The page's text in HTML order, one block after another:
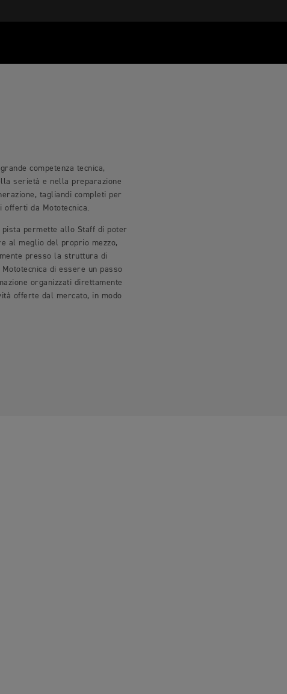
competenza tecnica,
serietà e nella preparazione
tagliandi completi per
offerti da Mototecnica.
pista permette allo Staff di poter
al meglio del proprio mezzo,
presso la struttura di
di essere un passo
organizzati direttamente
offerte dal mercato, in modo